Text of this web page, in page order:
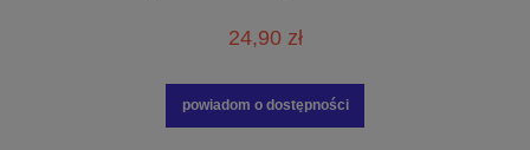
24,90 zł
powiadom o dostępności